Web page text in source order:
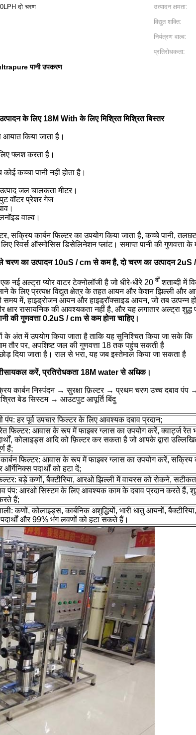
दो चरण उत्पादन क्षमता:
विद्युत शक्ति:
नियंत्रण वाल्व:
प्रतिरोधकता:
पानी उपकरण
के लिए 18M With के लिए मिश्रित मिश्रित बिस्तर
किया जाता है।
फ्लश करता है।
कच्चा पानी नहीं होता है।
जल चालकता मीटर।
वॉटर प्रेशर गेज
वाल्व।
सक्रिय कार्बन फिल्टर का उपयोग किया जाता है, कच्चे पानी,
रिवर्स ऑस्मोसिस डिसेलिनेशन प्लांट। समाप्त पानी की गुणवत्ता
चरण का उत्पादन 10uS / cm से कम है, दो चरण का उत्पादन 2uS
अल्ट्रा प्योर वाटर टेक्नोलॉजी है जो धीरे-धीरे 20 वीं शताब्दी में
के लिए प्रत्यक्ष विद्युत क्षेत्र के तहत आयन और केशन झिल्ली और
में, हाइड्रोजन आयन और हाइड्रॉक्साइड आयन, जो तब उत्पन्न
रासायनिक की आवश्यकता नहीं है, और यह लगातार अल्ट्रा शुद्ध
की गुणवत्ता 0.2uS / cm से कम होना चाहिए।
के अंत में उपयोग किया जाता है ताकि यह सुनिश्चित किया जा सके कि
तौर पर, अपशिष्ट जल की गुणवत्ता 18 तक पहुंच सकती है
दिया जाता है। राल से भरा, यह जब इस्तेमाल किया जा सकता है
करें, प्रतिरोधकता 18M water से अधिक।
कार्बन निस्पंदन → सुरक्षा फ़िल्टर → प्रथम चरण उच्च
बेड सिस्टम → आउटपुट आपूर्ति बिंदु
पंप: हर पूर्व उपचार फिल्टर के लिए आवश्यक दबाव प्रदान;
रेत फिल्टर: आवास के रूप में फाइबर ग्लास का उपयोग करें, क्वार्ट्ज रेत
कोलाइड्स आदि को फ़िल्टर कर सकता है जो आपके द्वारा
हैं;
फिल्टर: आवास के रूप में फाइबर ग्लास का उपयोग करें, सक्रिय
पदार्थों को हटा दें;
बड़े कणों, बैक्टीरिया, आरओ झिल्ली में वायरस को रोकने,
पंप: आरओ सिस्टम के लिए आवश्यक काम के दबाव प्रदान करते हैं, शुद्ध
हैं;
कणों, कोलाइड्स, कार्बनिक अशुद्धियों, भारी धातु आयनों,
पदार्थों और 99% भंग लवणों को हटा सकते हैं।